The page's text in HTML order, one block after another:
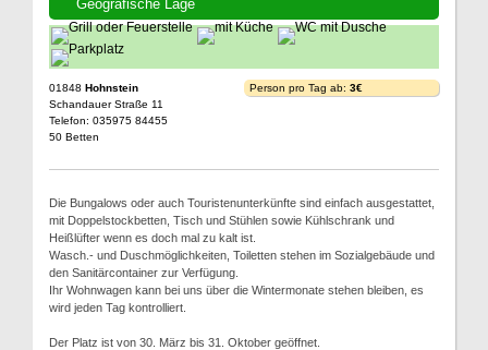
Geografische Lage
01848 Hohnstein
Schandauer Straße 11
Telefon: 035975 84455
50 Betten
Person pro Tag ab: 3€
Die Bungalows oder auch Touristenunterkünfte sind einfach ausgestattet,
mit Doppelstockbetten, Tisch und Stühlen sowie Kühlschrank und
Heißlüfter wenn es doch mal zu kalt ist.
Wasch.- und Duschmöglichkeiten, Toiletten stehen im Sozialgebäude und
den Sanitärcontainer zur Verfügung.
Ihr Wohnwagen kann bei uns über die Wintermonate stehen bleiben, es
wird jeden Tag kontrolliert.
Der Platz ist von 30. März bis 31. Oktober geöffnet.